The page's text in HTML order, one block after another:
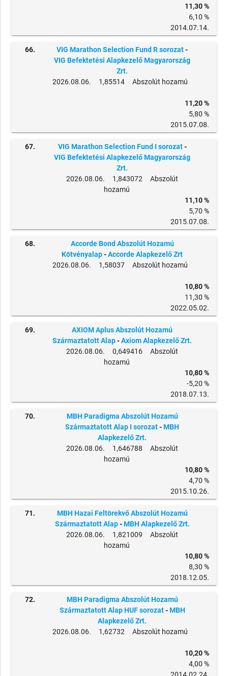
11,30 %
6,10 %
2014.07.14.
66. VIG Marathon Selection Fund R sorozat-
VIG Befektetési Alapkezelő Magyarország
Zrt.
2026.08.06. 1,85514 Abszolút hozamú
11,20 %
5,80 %
2015.07.08.
67. VIG Marathon Selection Fund I sorozat-
VIG Befektetési Alapkezelő Magyarország
Zrt.
2026.08.06. 1,843072 Abszolút
hozamú
11,10 %
5,70 %
2015.07.08.
68.
Accorde Bond Abszolút Hozamú
Kötvényalap-Accorde Alapkezelő Zrt
2026.08.06. 1,58037 Abszolút hozamú
10,80 %
11,30 %
2022.05.02.
69.
AXIOM Aplus Abszolút Hozamú
Származtatott Alap-Axiom Alapkezelő Zrt.
2026.08.06. 0,649416 Abszolút
hozamú
10,80 %
-5,20 %
2018.07.13.
70.
MBH Paradigma Abszolút Hozamú
Származtatott Alap I sorozat-MBH
Alapkezelő Zrt.
2026.08.06. 1,646788 Abszolút
hozamú
10,80 %
4,70 %
2015.10.26.
71.
MBH Hazai Feltörekvő Abszolút Hozamú
Származtatott Alap-MBH Alapkezelő Zrt.
2026.08.06. 1,821009 Abszolút
hozamú
10,80 %
8,30 %
2018.12.05.
72.
MBH Paradigma Abszolút Hozamú
Származtatott Alap HUF sorozat-MBH
Alapkezelő Zrt.
2026.08.06. 1,62732 Abszolút hozamú
10,20 %
4,00 %